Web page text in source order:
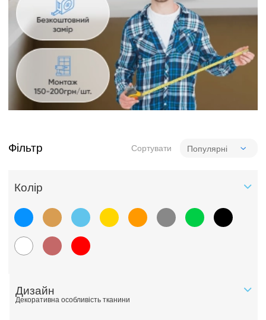
Фільтр Сортувати
Колiр
Дизайн
Декоративна особливість тканини